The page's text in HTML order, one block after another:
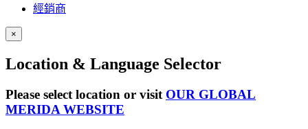
經銷商
×
Location & Language Selector
Please select location or visit OUR GLOBAL
MERIDA WEBSITE